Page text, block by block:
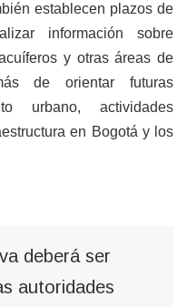
establecen plazos de
información sobre
y otras áreas de
de orientar futuras
urbano, actividades
en Bogotá y los
deberá ser
autoridades